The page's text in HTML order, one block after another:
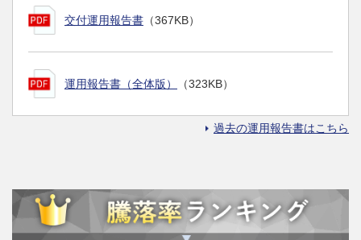
交付運用報告書 （367KB）
運用報告書（全体版） （323KB）
過去の運用報告書はこちら